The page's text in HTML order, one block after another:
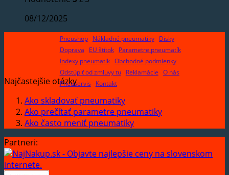
08/12/2025
Pneushop Nákladné pneumatiky
Disky
Doprava
EU štítok
Parametre pneumatík
Indexy pneumatik Obchodné podmienky
Odstúpiť od zmluvy tu
Reklamácie O nás
Pneuservis
Kontakt
Najčastejšie otázky
Ako skladovať pneumatiky
Ako prečítať parametre pneumatiky
Ako často meniť pneumatiky
Partneri: